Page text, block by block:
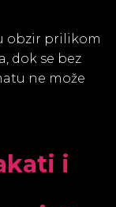
obzir prilikom
dok se bez
ne može
i